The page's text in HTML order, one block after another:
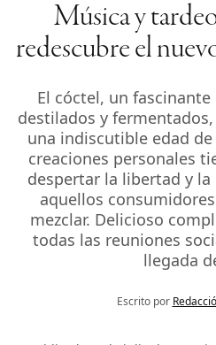
Música y
redescubre el
El cóctel, un
destilados y
una indiscutible edad
creaciones personales
despertar la libertad y
aquellos
mezclar. Delicioso
todas las reuniones
llegada
Escrito por